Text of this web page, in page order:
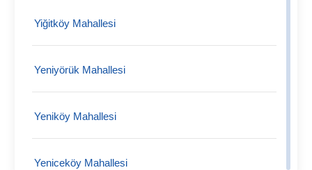
Yiğitköy Mahallesi
Yeniyörük Mahallesi
Yeniköy Mahallesi
Yeniceköy Mahallesi